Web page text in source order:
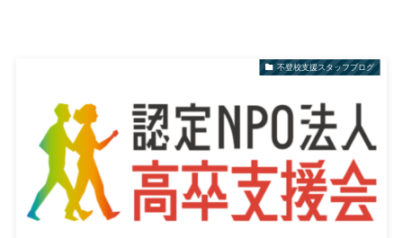
不登校支援スタッフブログ